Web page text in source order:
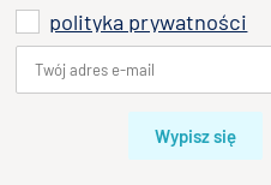
Dodaj opinię o
Twoja ocena
polityka prywatności
Wypisz się